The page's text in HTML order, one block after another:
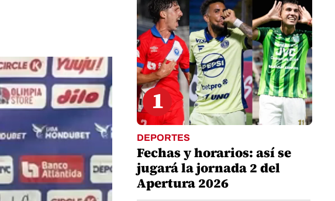
1
DEPORTES
Fechas y horarios: así se
jugará la jornada 2 del
Apertura 2026